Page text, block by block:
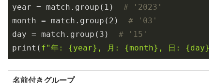
year = match.group( 1 ) # '2023'
month = match.group( 2 ) # '03'
day = match.group( 3 ) # '15'
print( f"年: {year} , 月: {month} , 日: {day}
名前付きグループ